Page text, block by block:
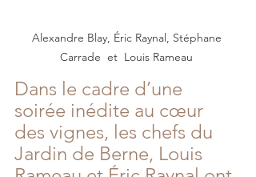
Alexandre Blay, Éric Raynal, Stéphane
Carrade  et  Louis Rameau
Dans le cadre d’une
soirée inédite au cœur
des vignes, les chefs du
Jardin de Berne, Louis